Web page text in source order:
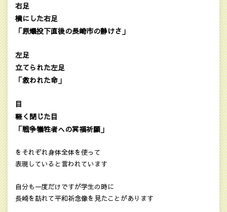
右足
横にした右足
「原爆投下直後の長崎市の静けさ」
左足
立てられた左足
「救われた命」
目
軽く閉じた目
「戦争犠牲者への冥福祈願」
をそれぞれ身体全体を使って
表現していると言われています
自分も一度だけですが学生の時に
長崎を訪れて平和祈念像を見たことがあります